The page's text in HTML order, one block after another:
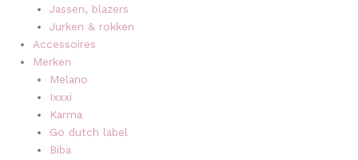
Jassen, blazers
Jurken & rokken
Accessoires
Merken
Melano
Ixxxi
Karma
Go dutch label
Biba